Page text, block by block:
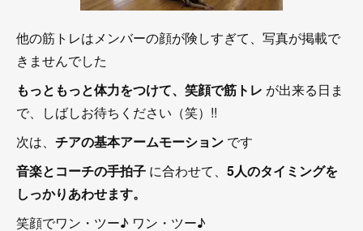
他の筋トレはメンバーの顔が険しすぎて、写真が掲載で
きませんでした
もっともっと体力をつけて、笑顔で筋トレ が出来る日ま
で、しばしお待ちください（笑）!!
次は、 チアの基本アームモーション です
音楽とコーチの手拍子 に合わせて、 5人のタイミングを
しっかりあわせます。
笑顔でワン・ツー♪ ワン・ツー♪